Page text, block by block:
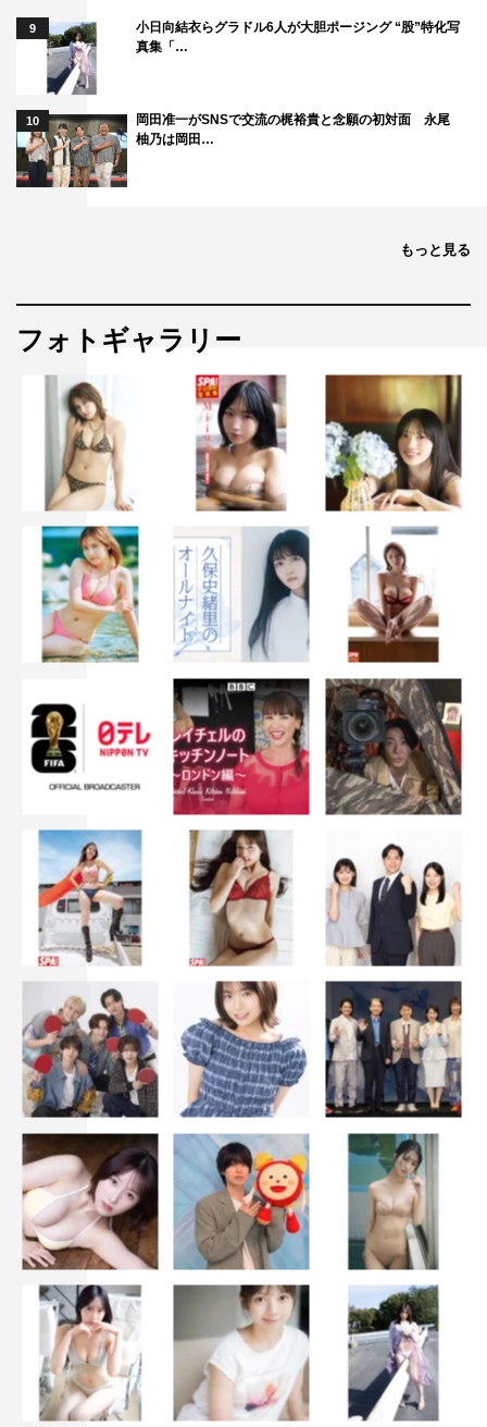
9
小日向結衣らグラドル6人が大胆ポージング “股”特化写
真集「…
10
岡田准一がSNSで交流の梶裕貴と念願の初対面 永尾
柚乃は岡田…
もっと見る
フォトギャラリー